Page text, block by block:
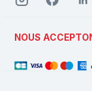
NOUS